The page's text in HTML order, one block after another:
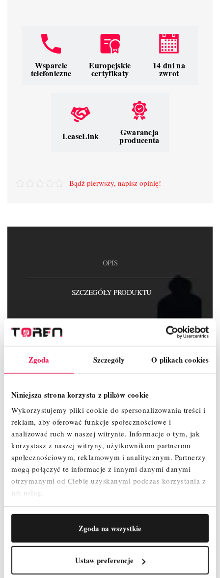
Zgoda Szczegóły O plikach cookies
Niniejsza strona korzysta z plików cookie
Wykorzystujemy pliki cookie do spersonalizowania treści i
reklam, aby oferować funkcje społecznościowe i
analizować ruch w naszej witrynie. Informacje o tym, jak
korzystasz z naszej witryny, użytkownikom partnerom
społecznościowym, reklamowym i analitycznym. Partnerzy
mogą połączyć te informacje z innymi danymi danymi
otrzymanymi od Ciebie uzyskanymi podczas korzystania z
ich usług.
Zgoda na wszystkie
Ustaw preferencje
Wsparcie
telefoniczne
Europejskie
certyfikaty
14 dni na
zwrot
LeaseLink Gwarancja
producenta
Bądź pierwszy, napisz opinię!
OPIS
SZCZEGÓŁY PRODUKTU
ZAŁĄCZNIKI
Wykaz elementów :
Koło jezdne 200 mm z hamulcem i regulacją – 4 szt.
Podest z klapą – 6 szt.
Podest bez klapy - 1 szt.
Rama 2m ( 8 szczebli ) - 12 szt.
Rama 1m (4 szczeble ) - 2 szt.
Poręcz wyprzedzająca - 12 szt.
Stężenie poziome – 2 szt.
Podpora teleskopowa 2,4 m - 4 szt.
Zestaw Burt – 1 szt.
Stopa ocynkowana bez regulacji - 4 szt.
Zawleczki – 28 szt.